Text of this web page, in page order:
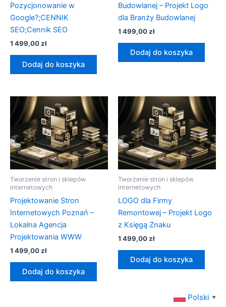
Pozycjonowanie w
Google?;CENNIK
SEO;Cennik SEO
1 499,00zł
Dodaj do koszyka
Budowlanej – Projekt Logo
dla Branży Budowlanej
1 499,00zł
Dodaj do koszyka
Tworzenie stron i sklepów
internetowych
Projektowanie Stron
Internetowych Poznań –
Lokalna Agencja
Projektowania WWW
1 499,00zł
Dodaj do koszyka
Tworzenie stron i sklepów
internetowych
LOGO dla Firmy
Remontowej – Projekt Logo
z Księgą Znaku
1 499,00zł
Dodaj do koszyka
Polski ▼